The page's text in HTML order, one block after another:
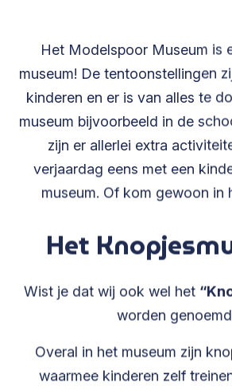
Het Modelspoor Museum is
museum! De tentoonstellingen
kinderen en er is van alles te
museum bijvoorbeeld in de
zijn er allerlei extra
verjaardag eens met een
museum. Of kom gewoon in
Het
Wist je dat wij ook wel het
worden
Overal in het museum zijn
waarmee kinderen zelf